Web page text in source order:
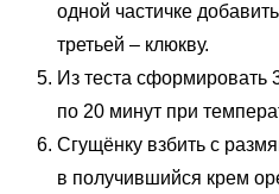
одной частичке
третьей – клюкву.
Из теста сформировать
по 20 минут при
Сгущёнку взбить с
в получившийся крем